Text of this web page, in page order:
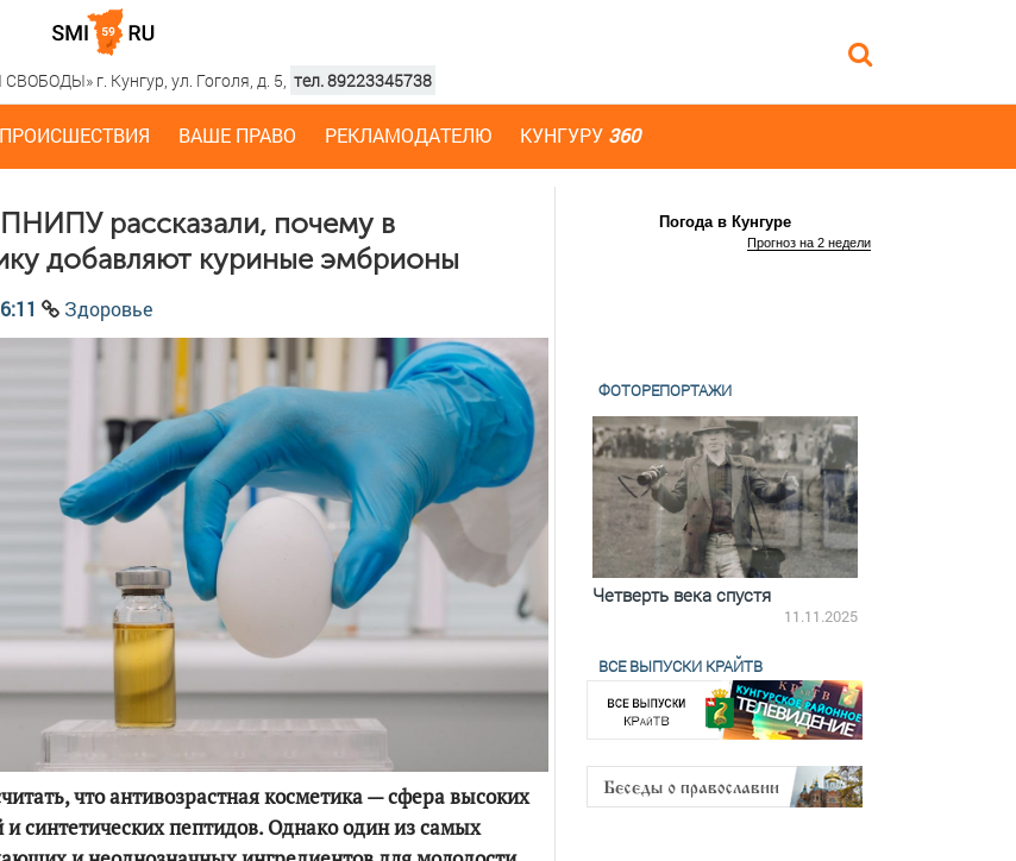
г. Кунгур, ул. Гоголя, д. 5, тел. 89223345738
ПРОИСШЕСТВИЯ ВАШЕ ПРАВО РЕКЛАМОДАТЕЛЮ КУНГУРУ 360
рассказали, почему в
добавляют куриные эмбрионы
Здоровье
что антивозрастная косметика — сфера высоких
и синтетических пептидов. Однако один из самых
Погода в Кунгуре
Прогноз на 2 недели
ФОТОРЕПОРТАЖИ
По итогам первой пятилетки
18.12.2025
Четверть века спустя
11.11.2025
ВСЕ ВЫПУСКИ КРАЙТВ